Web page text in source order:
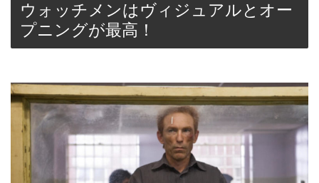
ウォッチメンはヴィジュアルとオー
プニングが最高！